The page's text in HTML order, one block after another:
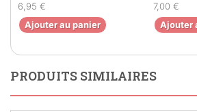
6,95 €
Ajouter au panier
7,00 €
Ajouter
PRODUITS SIMILAIRES